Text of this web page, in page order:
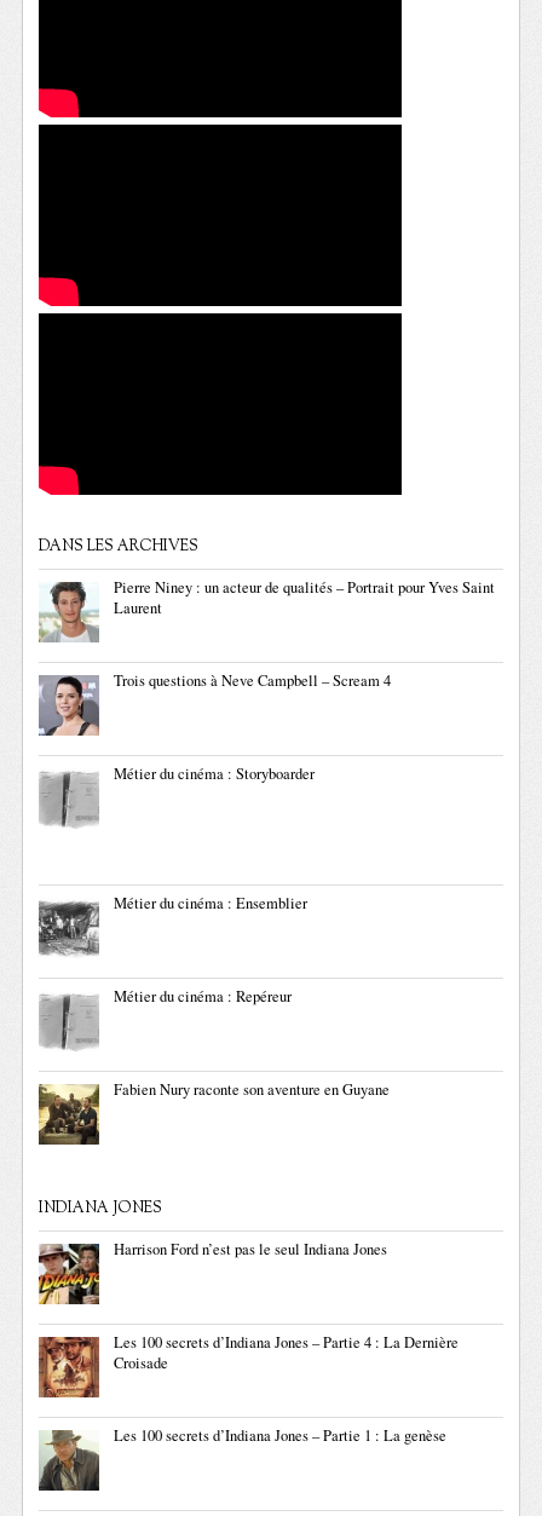
DANS LES ARCHIVES
Pierre Niney : un acteur de qualités – Portrait pour Yves Saint
Laurent
Trois questions à Neve Campbell – Scream 4
Métier du cinéma : Storyboarder
Métier du cinéma : Ensemblier
Métier du cinéma : Repéreur
Fabien Nury raconte son aventure en Guyane
INDIANA JONES
Harrison Ford n’est pas le seul Indiana Jones
Les 100 secrets d’Indiana Jones – Partie 4 : La Dernière
Croisade
Les 100 secrets d’Indiana Jones – Partie 1 : La genèse